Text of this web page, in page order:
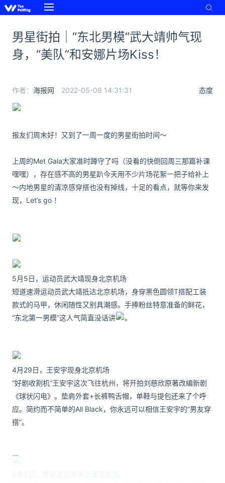
男星街拍｜“东北男模”武大靖帅气现
身，“美队”和安娜片场Kiss！
态度
作者： 海报网 2022-05-08 14:31:31
报友们周末好！又到了一周一度的男星街拍时间～
上周的Met Gala大家准时蹲守了吗（没看的快倒回周三那篇补课
嘿嘿），存在感不高的男星趴今天用不少片场花絮一把子给补上
～内地男星的清凉感穿搭也没有掉线，十足的看点，就等你来发
现，Let’s go ！
5月5日，运动员武大靖现身北京机场
短道速滑运动员武大靖抵达北京机场，身穿黑色圆领T搭配工装
款式的马甲，休闲随性又别具潮感。手捧粉丝特意准备的鲜花，
“东北第一男模”这人气简直没话讲
。
4月29日，王安宇现身北京机场
“好剧收割机”王安宇这次飞往杭州，将开拍刘慈欣原著改编新剧
《球状闪电》。垫肩外套+长裤鸭舌帽，单鞋与提包还来了个呼
应。简约而不简单的All Black，你永远可以相信王安宇的“男友穿
搭”。